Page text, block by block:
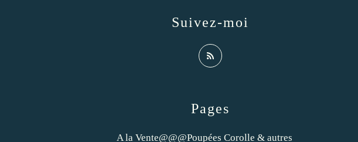
Pages
A la Vente@@@Poupées Corolle & autres
Suivez-moi